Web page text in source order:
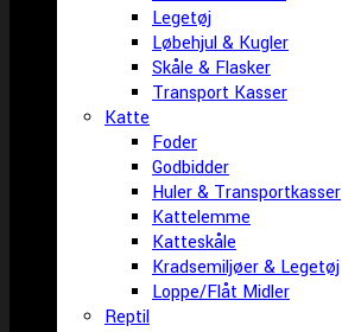
Legetøj
Løbehjul & Kugler
Skåle & Flasker
Transport Kasser
Katte
Foder
Godbidder
Huler & Transportkasser
Kattelemme
Katteskåle
Kradsemiljøer & Legetøj
Loppe/Flåt Midler
Reptil